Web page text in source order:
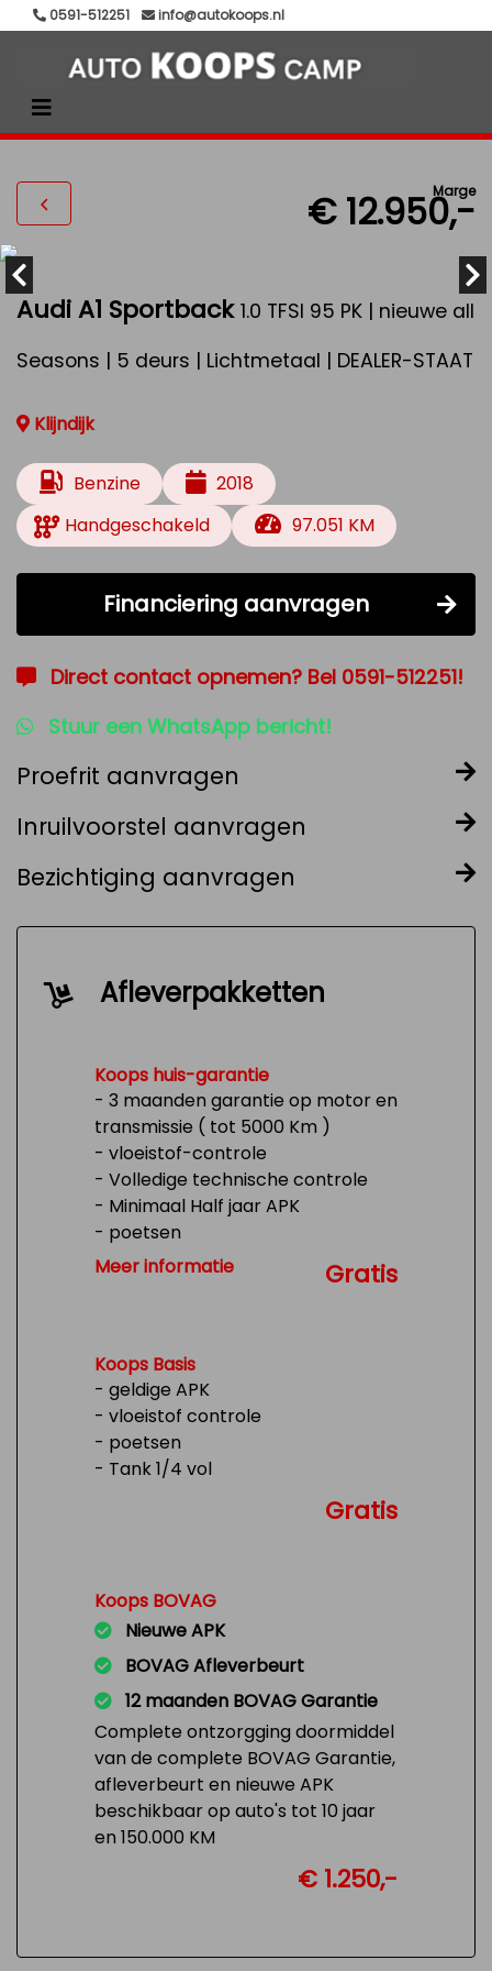
0591-512251 info@autokoops.nl
Marge
€ 12.950,-
Audi A1 Sportback 1.0 TFSI 95 PK | nieuwe all
Seasons | 5 deurs | Lichtmetaal | DEALER-STAAT
Klijndijk
Benzine
2018
Handgeschakeld
97.051 KM
Financiering aanvragen
Direct contact opnemen? Bel 0591-512251!
Stuur een WhatsApp bericht!
Proefrit aanvragen
Inruilvoorstel aanvragen
Bezichtiging aanvragen
Afleverpakketten
Koops huis-garantie
- 3 maanden garantie op motor en
transmissie ( tot 5000 Km )
- vloeistof-controle
- Volledige technische controle
- Minimaal Half jaar APK
- poetsen
- Tank 1/4 vol
Meer informatie Gratis
Koops Basis
- geldige APK
- vloeistof controle
- poetsen
- Tank 1/4 vol
Gratis
Koops BOVAG
Nieuwe APK
BOVAG Afleverbeurt
12 maanden BOVAG Garantie
Complete ontzorgging doormiddel
van de complete BOVAG Garantie,
afleverbeurt en nieuwe APK
beschikbaar op auto's tot 10 jaar
en 150.000 KM
€ 1.250,-